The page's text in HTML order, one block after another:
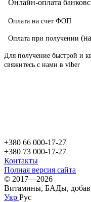
Онлайн-оплата
Оплата на счет ФОП
Оплата при получении
Для получение быстрой и
свяжитесь с нами в viber
+380 66 000-17-27
+380 73 000-17-27
Контакты
Полная версия сайта
© 2017—2026
Витамины, БАДы,
Укр Рус